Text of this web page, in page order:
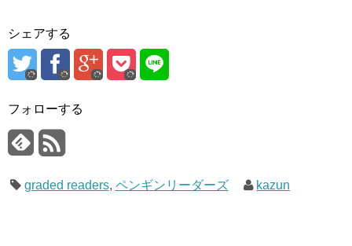
シェアする
フォローする
graded readers, ペンギンリーダーズ kazun